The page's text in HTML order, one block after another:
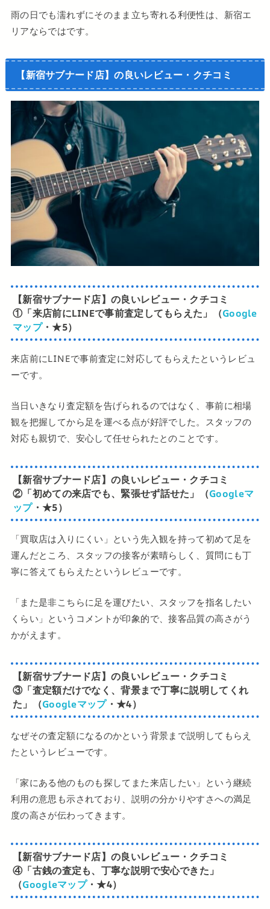
雨の日でも濡れずにそのまま立ち寄れる利便性は、新宿エ
リアならではです。
【新宿サブナード店】の良いレビュー・クチコミ
【新宿サブナード店】の良いレビュー・クチコミ
①「来店前にLINEで事前査定してもらえた」（Google
マップ・★5）
来店前にLINEで事前査定に対応してもらえたというレビュ
ーです。
当日いきなり査定額を告げられるのではなく、事前に相場
観を把握してから足を運べる点が好評でした。スタッフの
対応も親切で、安心して任せられたとのことです。
【新宿サブナード店】の良いレビュー・クチコミ
②「初めての来店でも、緊張せず話せた」（Googleマ
ップ・★5）
「買取店は入りにくい」という先入観を持って初めて足を
運んだところ、スタッフの接客が素晴らしく、質問にも丁
寧に答えてもらえたというレビューです。
「また是非こちらに足を運びたい、スタッフを指名したい
くらい」というコメントが印象的で、接客品質の高さがう
かがえます。
【新宿サブナード店】の良いレビュー・クチコミ
③「査定額だけでなく、背景まで丁寧に説明してくれ
た」（Googleマップ・★4）
なぜその査定額になるのかという背景まで説明してもらえ
たというレビューです。
「家にある他のものも探してまた来店したい」という継続
利用の意思も示されており、説明の分かりやすさへの満足
度の高さが伝わってきます。
【新宿サブナード店】の良いレビュー・クチコミ
④「古銭の査定も、丁寧な説明で安心できた」
（Googleマップ・★4）